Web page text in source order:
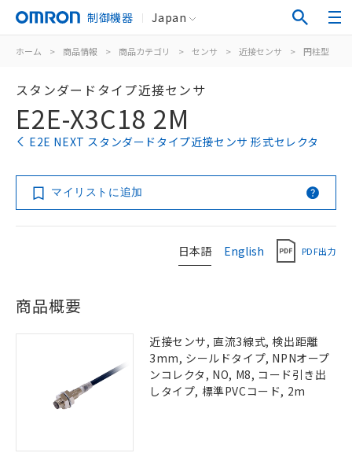
制御機器 Japan
ホーム > 商品情報 > 商品カテゴリ > センサ > 近接センサ > 円柱型
スタンダードタイプ近接センサ
E2E-X3C18 2M
E2E NEXT スタンダードタイプ近接センサ 形式セレクタ
マイリストに追加
日本語 English PDF出力
商品概要
近接センサ, 直流3線式, 検出距離
3mm, シールドタイプ, NPNオープ
ンコレクタ, NO, M8, コード引き出
しタイプ, 標準PVCコード, 2m